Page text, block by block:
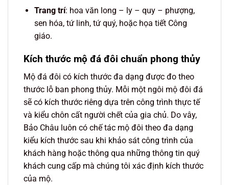
Trang trí: hoa văn long – ly – quy – phượng,
sen hóa, tứ linh, tứ quý, hoặc họa tiết Công
giáo.
Kích thước mộ đá đôi chuẩn phong thủy
Mộ đá đôi có kích thước đa dạng được đo theo
thước lỗ ban phong thủy. Mỗi một ngôi mộ đôi đá
sẽ có kích thước riêng dựa trên công trình thực tế
và kiểu chôn cất người chết của gia chủ. Do vây,
Bảo Châu luôn có chế tác mộ đôi theo đa dạng
kiểu kích thước sau khi khảo sát công trình của
khách hàng hoặc thông qua những thông tin quý
khách cung cấp mà chúng tôi xác định kích thước
của mộ.